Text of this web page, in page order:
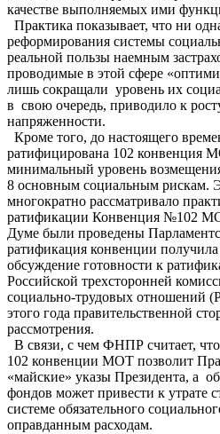
качестве выполняемых ими
Практика показывает, что ни
реформирования системы
реальной пользы наемным
проводимые в этой сфере
лишь сокращали уровень их
в свою очередь, приводило к
напряженности.
Кроме того, до настоящего
ратифицирована 102 конвенция
минимальный уровень
8 основным социальным рискам.
многократно рассматривало
ратификации Конвенция №102
Думе были проведены
ратификация конвенции
обсуждение готовности к
Российской трехсторонней
социально-трудовых отношений
этого года правительственной
рассмотрения.
В связи, с чем ФНПР считает,
102 конвенции МОТ позволит
«майские» указы Президента, а
фондов может привести к утрате
системе обязательного
оправданным расходам.